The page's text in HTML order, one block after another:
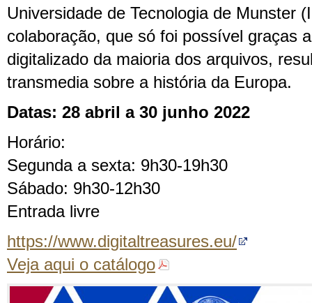
Universidade de Tecnologia de Munster
colaboração, que só foi possível graças
digitalizado da maioria dos arquivos,
transmedia sobre a história da Europa.
Datas: 28 abril a 30 junho 2022
Horário:
Segunda a sexta: 9h30-19h30
Sábado: 9h30-12h30
Entrada livre
https://www.digitaltreasures.eu/
Veja aqui o catálogo